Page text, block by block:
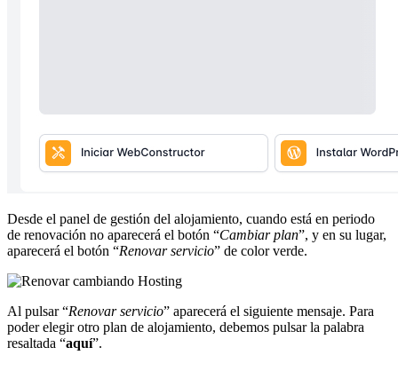
Desde el panel de gestión del alojamiento, cuando está en periodo
de renovación no aparecerá el botón “Cambiar plan”, y en su lugar,
aparecerá el botón “Renovar servicio” de color verde.
Al pulsar “Renovar servicio” aparecerá el siguiente mensaje. Para
poder elegir otro plan de alojamiento, debemos pulsar la palabra
resaltada “aquí”.